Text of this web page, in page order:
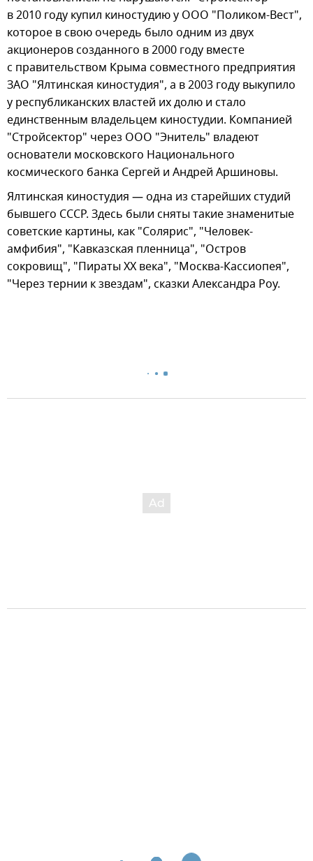
в 2010 году купил киностудию у ООО "Поликом-Вест",
которое в свою очередь было одним из двух
акционеров созданного в 2000 году вместе
с правительством Крыма совместного предприятия
ЗАО "Ялтинская киностудия", а в 2003 году выкупило
у республиканских властей их долю и стало
единственным владельцем киностудии. Компанией
"Стройсектор" через ООО "Энитель" владеют
основатели московского Национального
космического банка Сергей и Андрей Аршиновы.
Ялтинская киностудия — одна из старейших студий
бывшего СССР. Здесь были сняты такие знаменитые
советские картины, как "Солярис", "Человек-
амфибия", "Кавказская пленница", "Остров
сокровищ", "Пираты XX века", "Москва-Кассиопея",
"Через тернии к звездам", сказки Александра Роу.